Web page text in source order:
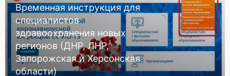
Временная инструкция для
специалистов
здравоохранения новых
регионов (ДНР, ЛНР,
Запорожская и Херсонская
области)